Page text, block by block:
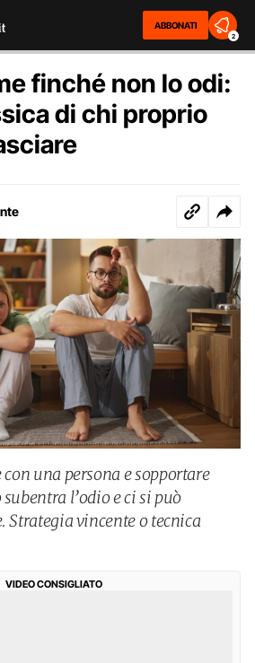
ABBONATI
2
finché non lo odi:
di chi proprio
una persona e sopportare
l’odio e ci si può
Strategia vincente o tecnica
VIDEO CONSIGLIATO